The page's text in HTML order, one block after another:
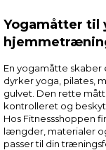
Yogamåtter til
En yogamåtte skaber
dyrker yoga, pilates,
gulvet. Den rette
kontrolleret og
Hos Fitnessshoppen
længder, materialer
passer til din